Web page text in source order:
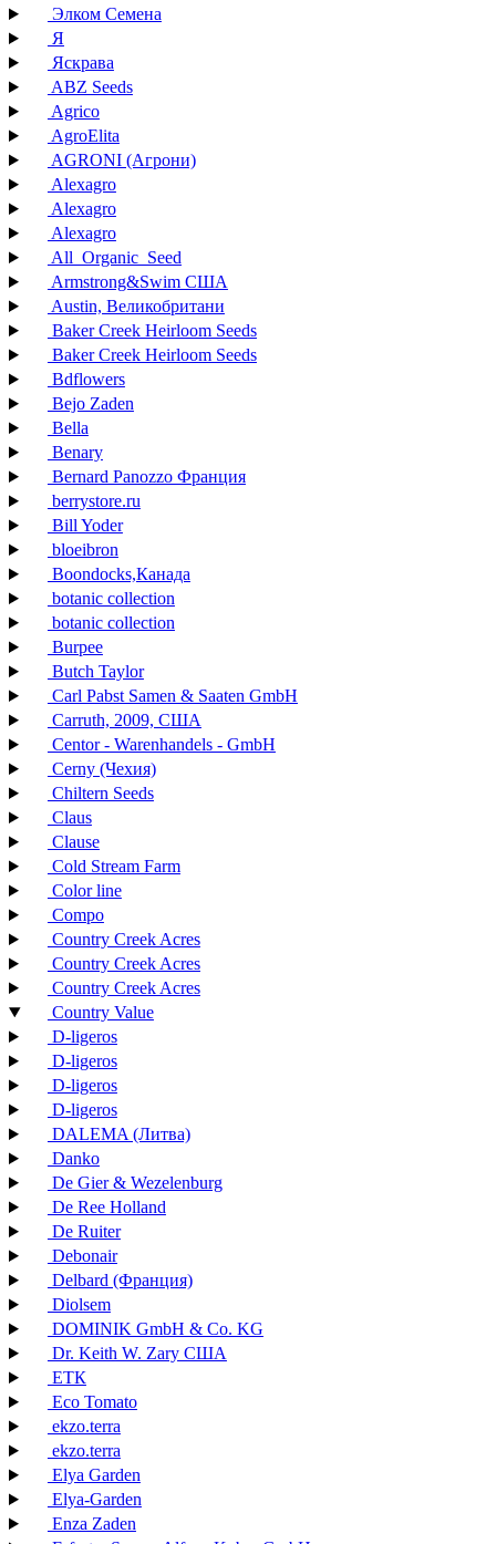
Элком Семена
Я
Яскрава
ABZ Seeds
Agrico
AgroElita
AGRONI (Агрони)
Alexagro
Alexagro
Alexagro
All_Organic_Seed
Armstrong&Swim США
Austin, Великобритани
Baker Creek Heirloom Seeds
Baker Creek Heirloom Seeds
Bdflowers
Bejo Zaden
Bella
Benary
Bernard Panozzo Франция
berrystore.ru
Bill Yoder
bloeibron
Boondocks,Канада
botanic collection
botanic collection
Burpee
Butch Taylor
Carl Pabst Samen & Saaten GmbH
Carruth, 2009, США
Centor - Warenhandels - GmbH
Cerny (Чехия)
Chiltern Seeds
Claus
Clause
Cold Stream Farm
Color line
Compo
Country Creek Acres
Country Creek Acres
Country Creek Acres
Country Value
D-ligeros
D-ligeros
D-ligeros
D-ligeros
DALEMA (Литва)
Danko
De Gier & Wezelenburg
De Ree Holland
De Ruiter
Debonair
Delbard (Франция)
Diolsem
DOMINIK GmbH & Co. KG
Dr. Keith W. Zary США
EТК
Eco Tomato
ekzo.terra
ekzo.terra
Elya Garden
Elya-Garden
Enza Zaden